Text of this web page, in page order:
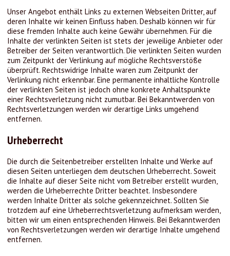
Unser Angebot enthält Links zu externen Webseiten Dritter, auf
deren Inhalte wir keinen Einfluss haben. Deshalb können wir für
diese fremden Inhalte auch keine Gewähr übernehmen. Für die
Inhalte der verlinkten Seiten ist stets der jeweilige Anbieter oder
Betreiber der Seiten verantwortlich. Die verlinkten Seiten wurden
zum Zeitpunkt der Verlinkung auf mögliche Rechtsverstöße
überprüft. Rechtswidrige Inhalte waren zum Zeitpunkt der
Verlinkung nicht erkennbar. Eine permanente inhaltliche Kontrolle
der verlinkten Seiten ist jedoch ohne konkrete Anhaltspunkte
einer Rechtsverletzung nicht zumutbar. Bei Bekanntwerden von
Rechtsverletzungen werden wir derartige Links umgehend
entfernen.
Urheberrecht
Die durch die Seitenbetreiber erstellten Inhalte und Werke auf
diesen Seiten unterliegen dem deutschen Urheberrecht. Soweit
die Inhalte auf dieser Seite nicht vom Betreiber erstellt wurden,
werden die Urheberrechte Dritter beachtet. Insbesondere
werden Inhalte Dritter als solche gekennzeichnet. Sollten Sie
trotzdem auf eine Urheberrechtsverletzung aufmerksam werden,
bitten wir um einen entsprechenden Hinweis. Bei Bekanntwerden
von Rechtsverletzungen werden wir derartige Inhalte umgehend
entfernen.